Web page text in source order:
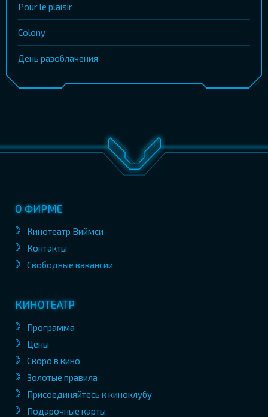
Pour le plaisir
Colony
День разоблачения
О ФИРМЕ
Кинотеатр Виймси
Контакты
Свободные вакансии
КИНОТЕАТР
Программа
Цены
Скоро в кино
Золотые правила
Присоединяйтесь к киноклубу
Подарочные карты